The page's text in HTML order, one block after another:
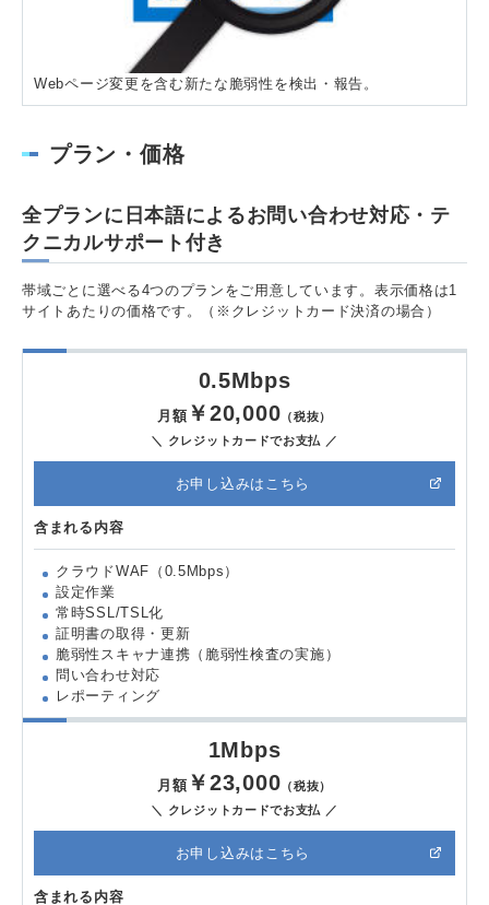
Webページ変更を含む新たな脆弱性を検出・報告。
プラン・価格
全プランに日本語によるお問い合わせ対応・テ
クニカルサポート付き
帯域ごとに選べる4つのプランをご用意しています。表示価格は1
サイトあたりの価格です。（※クレジットカード決済の場合）
0.5Mbps
月額￥20,000 （税抜）
＼ クレジットカードでお支払 ／
お申し込みはこちら
含まれる内容
クラウドWAF（0.5Mbps）
設定作業
常時SSL/TSL化
証明書の取得・更新
脆弱性スキャナ連携（脆弱性検査の実施）
問い合わせ対応
レポーティング
1Mbps
月額￥23,000 （税抜）
＼ クレジットカードでお支払 ／
お申し込みはこちら
含まれる内容